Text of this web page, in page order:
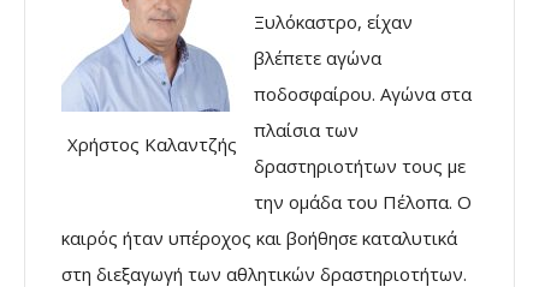
Χρήστος Καλαντζής
Ξυλόκαστρο, είχαν
βλέπετε αγώνα
ποδοσφαίρου. Αγώνα στα
πλαίσια των
δραστηριοτήτων τους με
την ομάδα του Πέλοπα. Ο
καιρός ήταν υπέροχος και βοήθησε καταλυτικά
στη διεξαγωγή των αθλητικών δραστηριοτήτων.